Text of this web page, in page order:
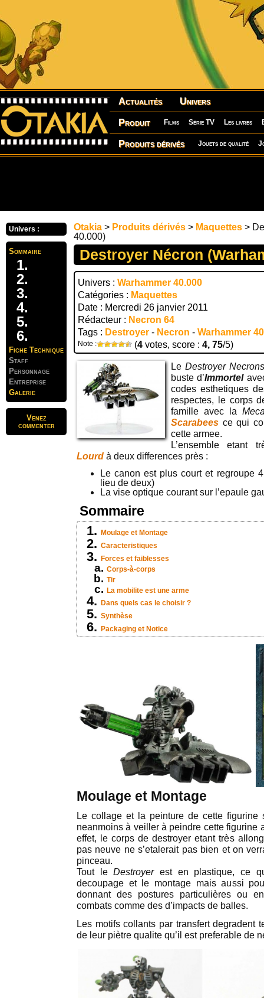
Actualités Univers
Produit Films Série TV Les livres
Produits dérivés Jouets de qualité
Univers :
Sommaire
Fiche Technique
Staff
Personnage
Entreprise
Galerie
Venez
commenter
Otakia > Produits dérivés > Maquettes >
40.000)
Destroyer Nécron
Univers : Warhammer 40.000
Catégories : Maquettes
Date : Mercredi 26 janvier 2011
Rédacteur : Necron 64
Tags : Destroyer - Necron - Warhammer
Note : (4 votes, score : 4, 75/5)
Le Destroyer Necrons
buste d’Immortel
codes esthetiques
respectes, le corps
famille avec la
Scarabees ce qui
cette armee.
L’ensemble etant
Lourd à deux differences près :
Le canon est plus court et regroupe
lieu de deux)
La vise optique courant sur l’epaule
Sommaire
Moulage et Montage
Caracteristiques
Forces et faiblesses
Corps-à-corps
Tir
La mobilite est une arme
Dans quels cas le choisir ?
Synthèse
Packaging et Notice
Moulage et Montage
Le collage et la peinture de cette figurine
neanmoins à veiller à peindre cette figurine
effet, le corps de destroyer etant très
pas neuve ne s’etalerait pas bien et on
pinceau.
Tout leDestroyerest en plastique, ce
decoupage et le montage mais aussi
donnant des postures particulières ou
combats comme des d’impacts de balles.
Les motifs collants par transfert degradent
de leur piètre qualite qu’il est preferable de